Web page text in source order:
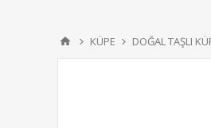
KÜPE DOĞAL TAŞLI